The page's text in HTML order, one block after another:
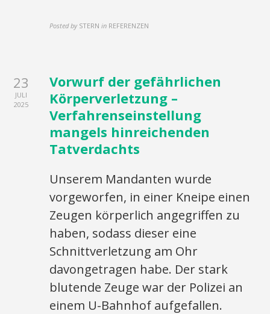
Posted by STERN in REFERENZEN
23
JULI
2025
Vorwurf der gefährlichen
Körperverletzung –
Verfahrenseinstellung
mangels hinreichenden
Tatverdachts
Unserem Mandanten wurde
vorgeworfen, in einer Kneipe einen
Zeugen körperlich angegriffen zu
haben, sodass dieser eine
Schnittverletzung am Ohr
davongetragen habe. Der stark
blutende Zeuge war der Polizei an
einem U-Bahnhof aufgefallen.